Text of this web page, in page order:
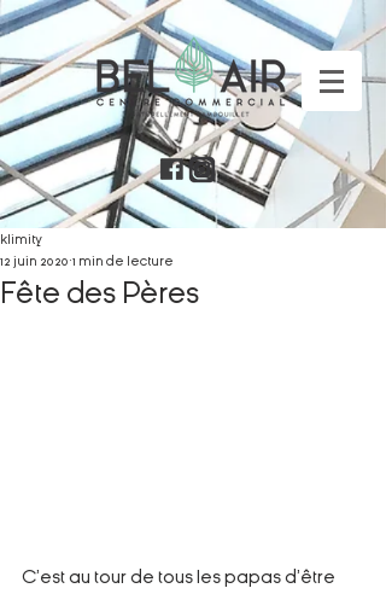
Fête des Pères
klimity
12 juin 2020 1 min de lecture
C'est au tour de tous les papas d'être